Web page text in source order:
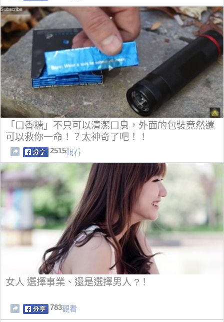
「口香糖」不只可以清潔口臭，外面的包裝竟然還
可以救你一命！？太神奇了吧！！
2515觀看
女人 選擇事業、還是選擇男人 ?！
783觀看